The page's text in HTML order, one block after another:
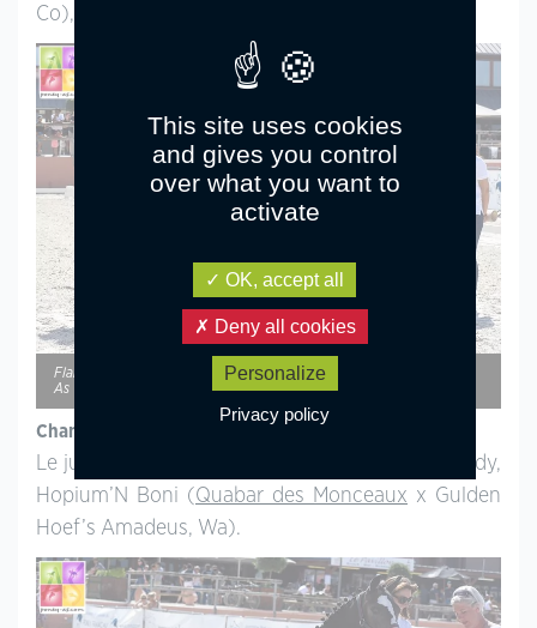
Co), né chez Elise Alexandre et lui appartenant.
Flamingo Sereld’Hel, champion Suprême des mâles Pfs – ph. Poney
As
Championnat Suprême des femelles Pfs
Le jury a sacré la petite yearling de Yannick Hardy,
Hopium’N Boni (Quabar des Monceaux x Gulden
Hoef’s Amadeus, Wa).
This site uses cookies
and gives you control
over what you want to
activate
OK, accept all
Deny all cookies
Personalize
Privacy policy